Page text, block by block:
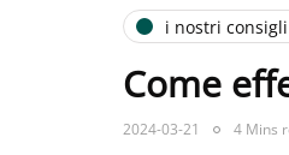
i nostri consigli
Come
2024-03-21 4 Mins